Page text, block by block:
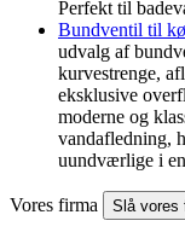
Perfekt til
Bundventil til
udvalg af
kurvestrenge,
eksklusive
moderne og
vandafledning,
uundværlige i
Vores firma Slå vores